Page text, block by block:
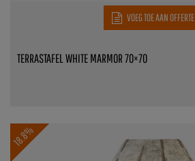
VOEG TOE AAN OFFERTE
TERRASTAFEL WHITE MARMOR 70×70
18.8%